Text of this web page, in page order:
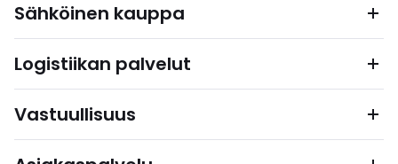
Sähköinen kauppa
Logistiikan palvelut
Vastuullisuus